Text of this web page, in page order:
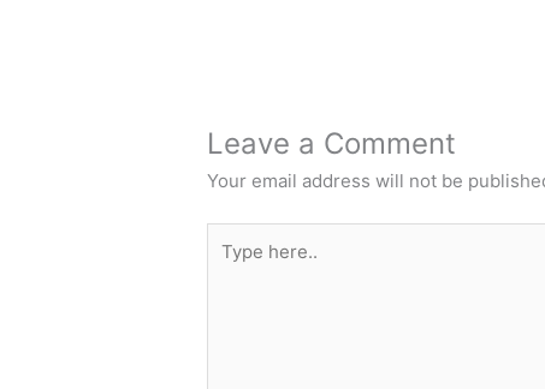
Leave a Comment
Your email address will not be
here..